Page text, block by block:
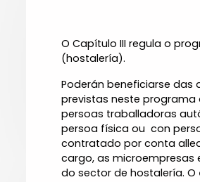
O Capítulo III regula o
(hostalería).
Poderán beneficiarse das
previstas neste programa
persoas traballadoras
persoa física ou con
contratado por conta
cargo, as microempresas
do sector de hostalería. O